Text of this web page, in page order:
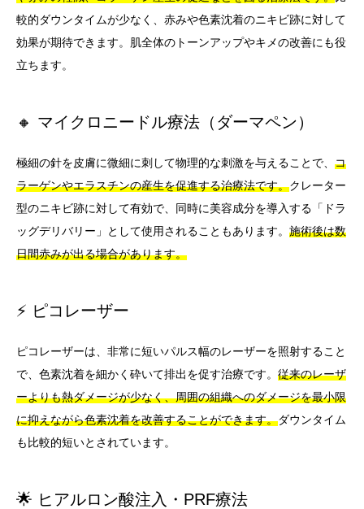
較的ダウンタイムが少なく、赤みや色素沈着のニキビ跡に対して
効果が期待できます。肌全体のトーンアップやキメの改善にも役
立ちます。
🔸 マイクロニードル療法（ダーマペン）
極細の針を皮膚に微細に刺して物理的な刺激を与えることで、 コ
ラーゲンやエラスチンの産生を促進する治療法です。クレーター
型のニキビ跡に対して有効で、同時に美容成分を導入する「ドラ
ッグデリバリー」として使用されることもあります。 施術後は数
日間赤みが出る場合があります。
⚡ ピコレーザー
ピコレーザーは、非常に短いパルス幅のレーザーを照射すること
で、色素沈着を細かく砕いて排出を促す治療です。 従来のレーザ
ーよりも熱ダメージが少なく、周囲の組織へのダメージを最小限
に抑えながら色素沈着を改善することができます。ダウンタイム
も比較的短いとされています。
🌟 ヒアルロン酸注入・PRF療法